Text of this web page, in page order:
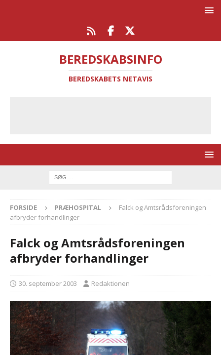
BEREDSKABSINFO
BEREDSKABETS NETAVIS
FORSIDE PRÆHOSPITAL
Falck og Amtsrådsforeningen
afbryder forhandlinger
Falck og Amtsrådsforeningen
afbryder forhandlinger
30. september 2003 Redaktionen